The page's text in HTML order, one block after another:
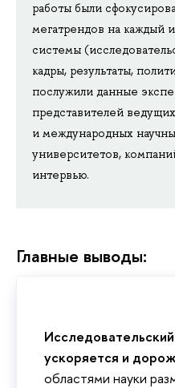
работы были
мегатрендов на каждый
системы
кадры, результаты,
послужили данные
представителей
и международных
университетов,
интервью.
Главные выводы:
ускоряется и
областями науки